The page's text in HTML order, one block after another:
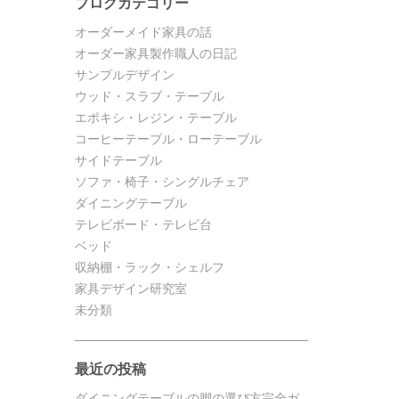
オーダーメイド家具の話
オーダー家具製作職人の日記
サンプルデザイン
ウッド・スラブ・テーブル
エポキシ・レジン・テーブル
コーヒーテーブル・ローテーブル
サイドテーブル
ソファ・椅子・シングルチェア
ダイニングテーブル
テレビボード・テレビ台
ベッド
収納棚・ラック・シェルフ
家具デザイン研究室
未分類
最近の投稿